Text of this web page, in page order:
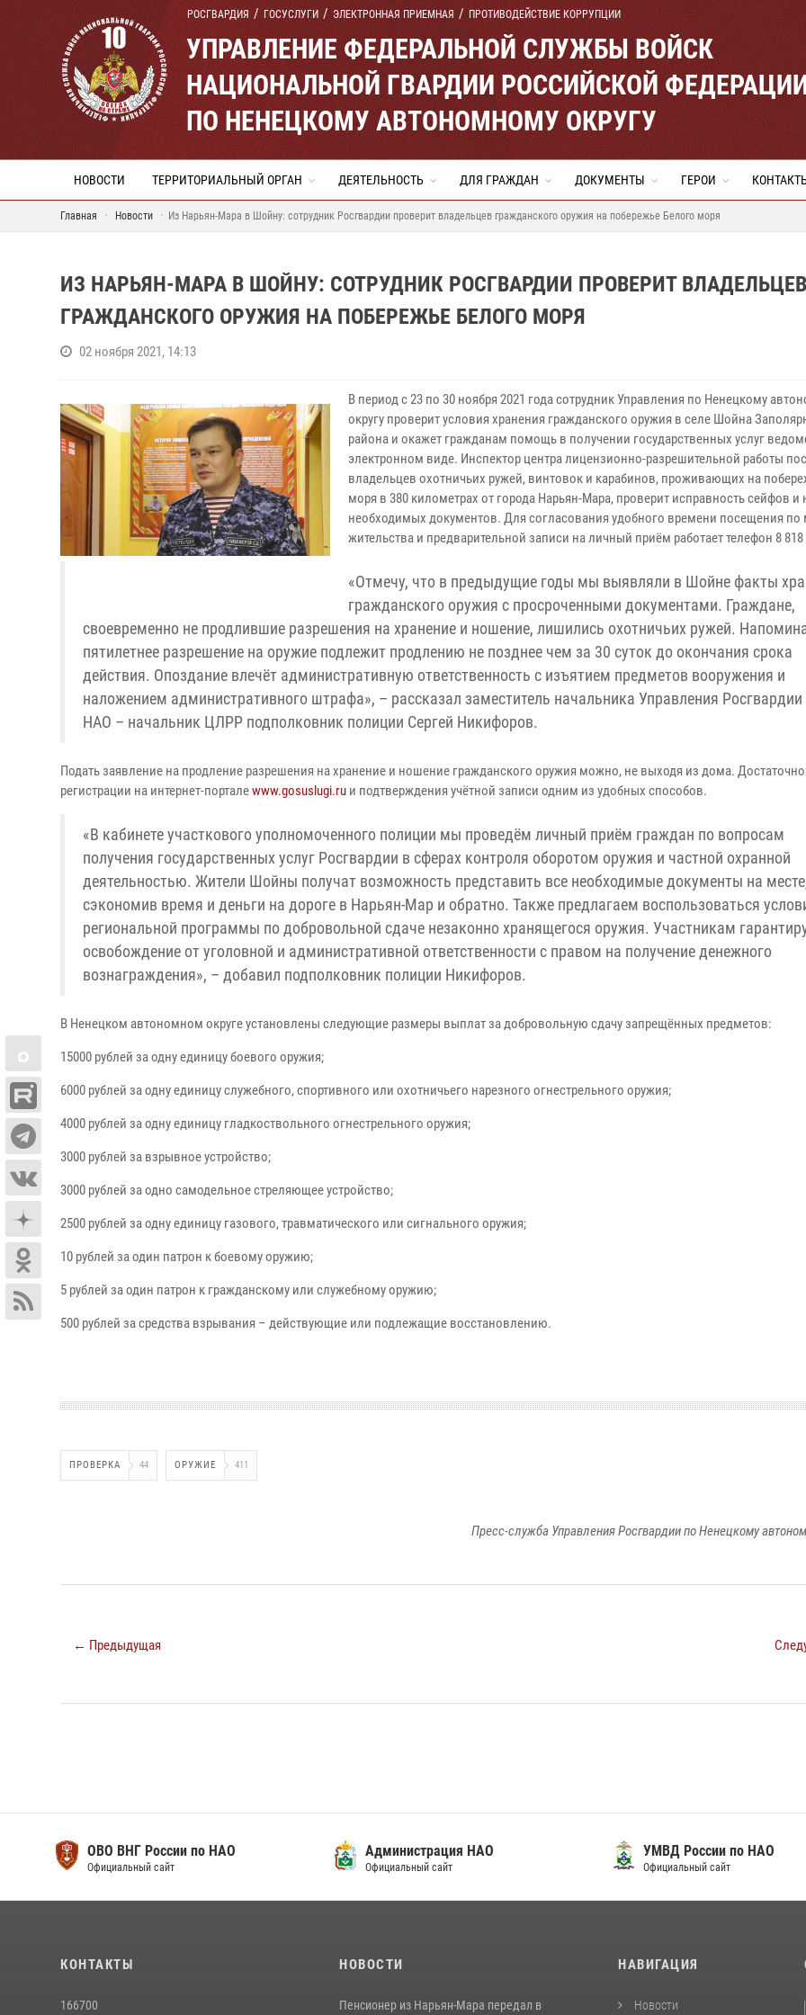
РОСГВАРДИЯ ГОСУСЛУГИ ЭЛЕКТРОННАЯ ПРИЕМНАЯ ПРОТИВОДЕЙСТВИЕ КОРРУПЦИИ
УПРАВЛЕНИЕ ФЕДЕРАЛЬНОЙ СЛУЖБЫ ВОЙСК
НАЦИОНАЛЬНОЙ ГВАРДИИ РОССИЙСКОЙ
ПО НЕНЕЦКОМУ АВТОНОМНОМУ ОКРУГУ
НОВОСТИ ТЕРРИТОРИАЛЬНЫЙ ОРГАН ДЕЯТЕЛЬНОСТЬ ДЛЯ ГРАЖДАН ДОКУМЕНТЫ ГЕРОИ
Главная Новости Из Нарьян-Мара в Шойну: сотрудник Росгвардии проверит владельцев гражданского оружия на побережье Белого моря
ИЗ НАРЬЯН-МАРА В ШОЙНУ: СОТРУДНИК РОСГВАРДИИ ПРОВЕРИТ ВЛАДЕЛЬЦЕВ
ГРАЖДАНСКОГО ОРУЖИЯ НА ПОБЕРЕЖЬЕ БЕЛОГО МОРЯ
02 ноября 2021, 14:13
В период с 23 по 30 ноября 2021 года сотрудник Управления по Ненецкому
округу проверит условия хранения гражданского оружия в селе Шойна
района и окажет гражданам помощь в получении государственных услуг
электронном виде. Инспектор центра лицензионно-разрешительной работы
владельцев охотничьих ружей, винтовок и карабинов, проживающих на
моря в 380 километрах от города Нарьян-Мара, проверит исправность сейфов и
необходимых документов. Для согласования удобного времени посещения по
жительства и предварительной записи на личный приём работает телефон 8 818
«Отмечу, что в предыдущие годы мы выявляли в Шойне факты
гражданского оружия с просроченными документами. Граждане,
своевременно не продлившие разрешения на хранение и ношение, лишились охотничьих ружей.
пятилетнее разрешение на оружие подлежит продлению не позднее чем за 30 суток до окончания срока
действия. Опоздание влечёт административную ответственность с изъятием предметов вооружения и
наложением административного штрафа», – рассказал заместитель начальника Управления Росгвардии
НАО – начальник ЦЛРР подполковник полиции Сергей Никифоров.
Подать заявление на продление разрешения на хранение и ношение гражданского оружия можно, не выходя из дома. Достаточно
регистрации на интернет-порталеwww.gosuslugi.ru и подтверждения учётной записи одним из удобных способов.
«В кабинете участкового уполномоченного полиции мы проведём личный приём граждан по вопросам
получения государственных услуг Росгвардии в сферах контроля оборотом оружия и частной охранной
деятельностью. Жители Шойны получат возможность представить все необходимые документы на
сэкономив время и деньги на дороге в Нарьян-Мар и обратно. Также предлагаем воспользоваться
региональной программы по добровольной сдаче незаконно хранящегося оружия. Участникам
освобождение от уголовной и административной ответственности с правом на получение денежного
вознаграждения», – добавил подполковник полиции Никифоров.
В Ненецком автономном округе установлены следующие размеры выплат за добровольную сдачу запрещённых предметов:
15000 рублей за одну единицу боевого оружия;
6000 рублей за одну единицу служебного, спортивного или охотничьего нарезного огнестрельного оружия;
4000 рублей за одну единицу гладкоствольного огнестрельного оружия;
3000 рублей за взрывное устройство;
3000 рублей за одно самодельное стреляющее устройство;
2500 рублей за одну единицу газового, травматического или сигнального оружия;
10 рублей за один патрон к боевому оружию;
5 рублей за один патрон к гражданскому или служебному оружию;
500 рублей за средства взрывания – действующие или подлежащие восстановлению.
ПРОВЕРКА 44 ОРУЖИЕ 411
Пресс-служба Управления Росгвардии по Ненецкому
← Предыдущая
ОВО ВНГ России по НАО
Официальный сайт
Администрация НАО
Официальный сайт
УМВД России по НАО
Официальный сайт
КОНТАКТЫ
166700
НОВОСТИ
Пенсионер из Нарьян-Мара передал в
НАВИГАЦИЯ
Новости